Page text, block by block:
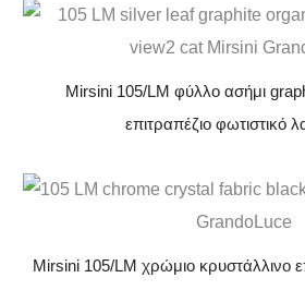
Mirsini 105/LM φύλλο ασήμι
επιτραπέζιο φωτιστικό
Mirsini 105/LM χρώμιο κρυστάλλινο